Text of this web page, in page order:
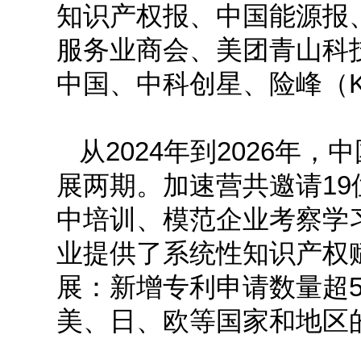
知识产权报、中国能源
服务业商会、美团青山
中国、中科创星、险峰
从2024年到2026年，
展两期。加速营共邀请
中培训、模范企业考察
业提供了系统性知识产
展：新增专利申请数量
美、日、欧等国家和地